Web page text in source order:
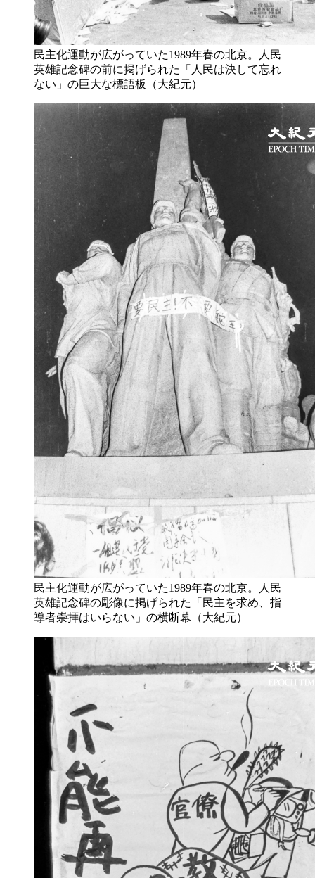
民主化運動が広がっていた1989年春の北京。人民
英雄記念碑の前に掲げられた「人民は決して忘れ
ない」の巨大な標語板（大紀元）
民主化運動が広がっていた1989年春の北京。人民
英雄記念碑の彫像に掲げられた「民主を求め、指
導者崇拝はいらない」の横断幕（大紀元）